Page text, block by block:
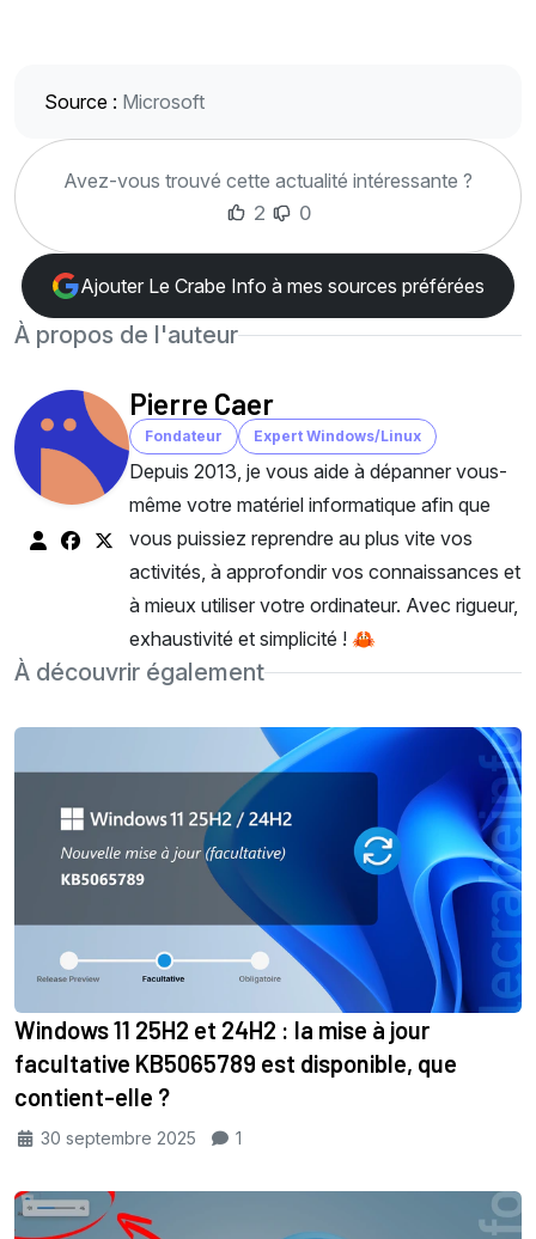
Source : Microsoft
Avez-vous trouvé cette actualité intéressante ?
2
0
Ajouter Le Crabe Info à mes sources préférées
À propos de l'auteur
Pierre Caer
Fondateur Expert Windows/Linux
Depuis 2013, je vous aide à dépanner vous-
même votre matériel informatique afin que
vous puissiez reprendre au plus vite vos
activités, à approfondir vos connaissances et
à mieux utiliser votre ordinateur. Avec rigueur,
exhaustivité et simplicité ! 🦀
À découvrir également
Windows 11 25H2 et 24H2 : la mise à jour
facultative KB5065789 est disponible, que
contient-elle ?
30 septembre 2025 1